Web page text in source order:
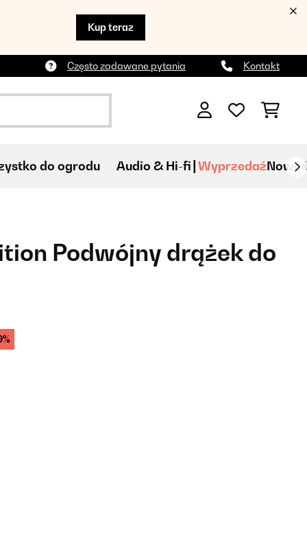
Kup teraz
Często zadawane pytania Kontakt
do ogrodu Audio & Hi-fi Wyprzedaź
Podwójny drążek do